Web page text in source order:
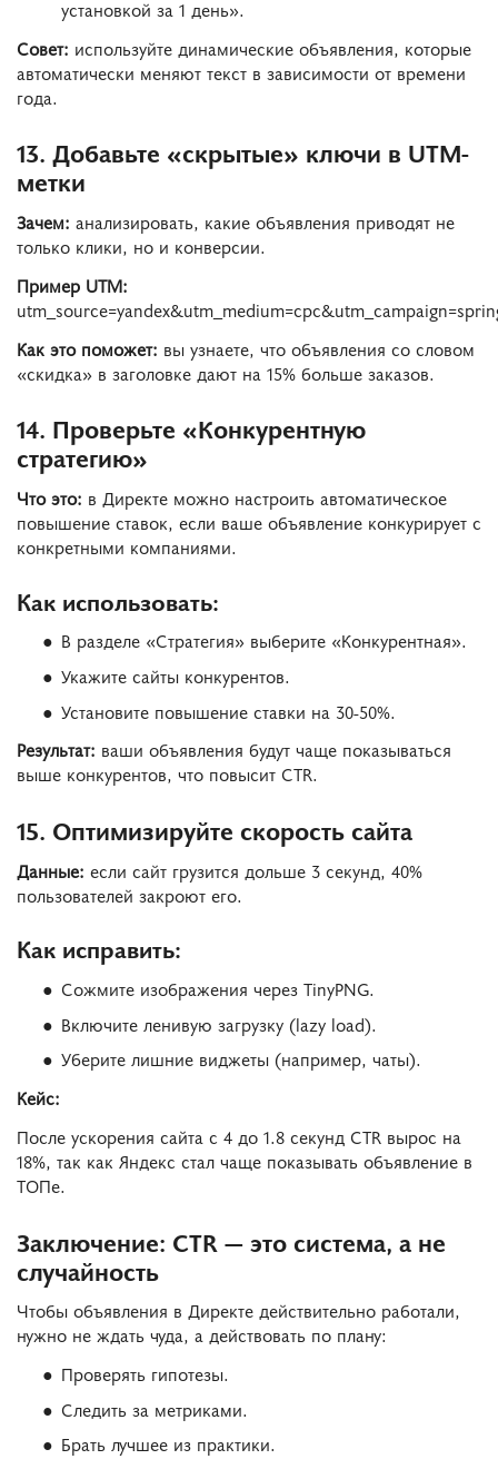
установкой за 1 день».
Совет: используйте динамические объявления, которые
автоматически меняют текст в зависимости от времени
года.
13. Добавьте «скрытые» ключи в UTM-
метки
Зачем: анализировать, какие объявления приводят не
только клики, но и конверсии.
Пример UTM:
Как это поможет: вы узнаете, что объявления со словом
«скидка» в заголовке дают на 15% больше заказов.
14. Проверьте «Конкурентную
стратегию»
Что это: в Директе можно настроить автоматическое
повышение ставок, если ваше объявление конкурирует с
конкретными компаниями.
Как использовать:
В разделе «Стратегия» выберите «Конкурентная».
Укажите сайты конкурентов.
Установите повышение ставки на 30-50%.
Результат: ваши объявления будут чаще показываться
выше конкурентов, что повысит CTR.
15. Оптимизируйте скорость сайта
Данные: если сайт грузится дольше 3 секунд, 40%
пользователей закроют его.
Как исправить:
Сожмите изображения через TinyPNG.
Включите ленивую загрузку (lazy load).
Уберите лишние виджеты (например, чаты).
Кейс:
После ускорения сайта с 4 до 1.8 секунд CTR вырос на
18%, так как Яндекс стал чаще показывать объявление в
ТОПе.
Заключение: CTR — это система, а не
случайность
Чтобы объявления в Директе действительно работали,
нужно не ждать чуда, а действовать по плану:
Проверять гипотезы.
Следить за метриками.
Брать лучшее из практики.